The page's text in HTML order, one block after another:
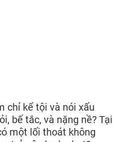
chỉ kể tội và nói xấu
bế tắc, và nặng nề? Tại
một lối thoát không